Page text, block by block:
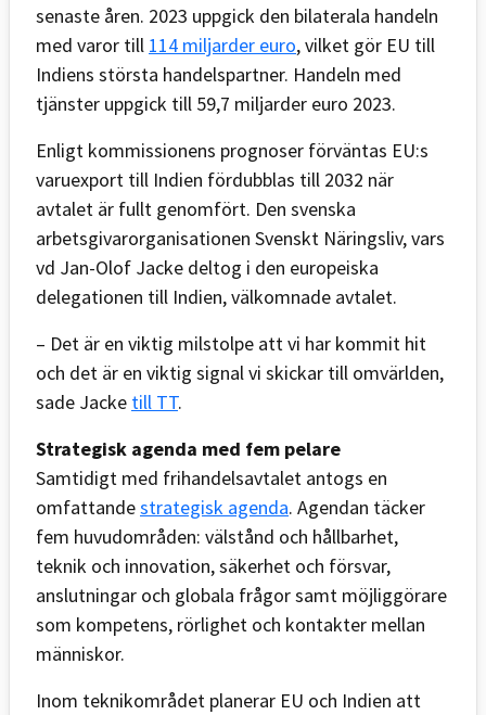
senaste åren. 2023 uppgick den bilaterala handeln
med varor till 114 miljarder euro, vilket gör EU till
Indiens största handelspartner. Handeln med
tjänster uppgick till 59,7 miljarder euro 2023.
Enligt kommissionens prognoser förväntas EU:s
varuexport till Indien fördubblas till 2032 när
avtalet är fullt genomfört. Den svenska
arbetsgivarorganisationen Svenskt Näringsliv, vars
vd Jan-Olof Jacke deltog i den europeiska
delegationen till Indien, välkomnade avtalet.
– Det är en viktig milstolpe att vi har kommit hit
och det är en viktig signal vi skickar till omvärlden,
sade Jacke till TT.
Strategisk agenda med fem pelare
Samtidigt med frihandelsavtalet antogs en
omfattandestrategisk agenda. Agendan täcker
fem huvudområden: välstånd och hållbarhet,
teknik och innovation, säkerhet och försvar,
anslutningar och globala frågor samt möjliggörare
som kompetens, rörlighet och kontakter mellan
människor.
Inom teknikområdet planerar EU och Indien att